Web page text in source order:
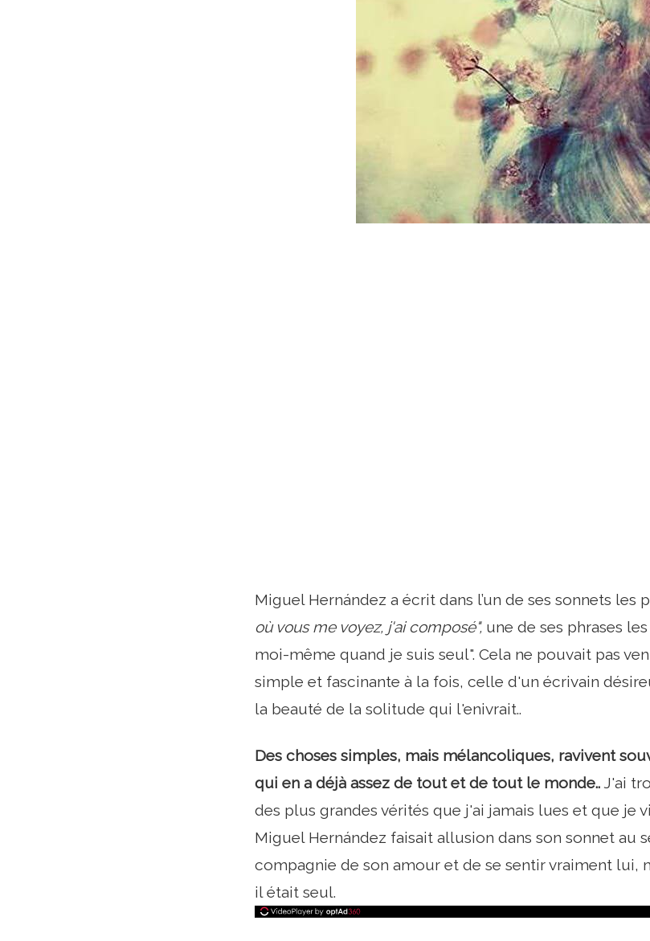
Miguel Hernández a écrit dans l’un de ses sonnets
où vous me voyez, j'ai composé", une de ses phrases
moi-même quand je suis seul". Cela ne pouvait pas
simple et fascinante à la fois, celle d'un écrivain
la beauté de la solitude qui l'enivrait..
Des choses simples, mais mélancoliques, ravivent
qui en a déjà assez de tout et de tout le monde.. J'ai
des plus grandes vérités que j'ai jamais lues et que je
Miguel Hernández faisait allusion dans son sonnet au
compagnie de son amour et de se sentir vraiment lui,
il était seul.